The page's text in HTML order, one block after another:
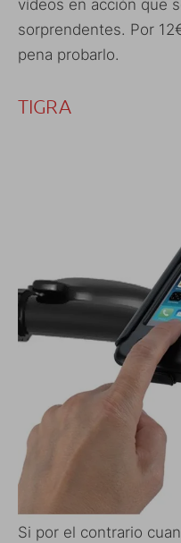
vídeos en acción que
sorprendentes. Por
pena probarlo.
TIGRA
Si por el contrario